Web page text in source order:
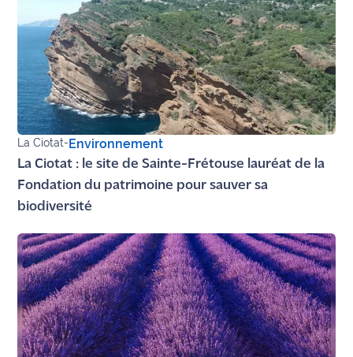
La Ciotat-Environnement
La Ciotat : le site de Sainte-Frétouse lauréat de la
Fondation du patrimoine pour sauver sa
biodiversité